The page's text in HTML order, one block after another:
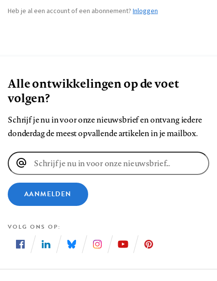
Heb je al een account of een abonnement? Inloggen
Alle ontwikkelingen op de voet
volgen?
Schrijf je nu in voor onze nieuwsbrief en ontvang iedere
donderdag de meest opvallende artikelen in je mailbox.
E-
mailadres
AANMELDEN
VOLG ONS OP
ons
ons
ons
ons
ons
ons